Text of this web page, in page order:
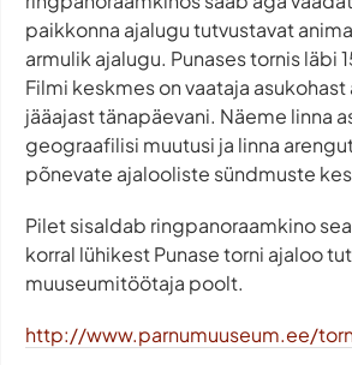
paikkonna ajalugu tutvustavat
armulik ajalugu. Punases tornis läbi
Filmi keskmes on vaataja asukohast
jääajast tänapäevani. Näeme linna
geograafilisi muutusi ja linna
põnevate ajalooliste sündmuste
Pilet sisaldab ringpanoraamkino
korral lühikest Punase torni ajaloo
muuseumitöötaja poolt.
http://www.parnumuuseum.ee/